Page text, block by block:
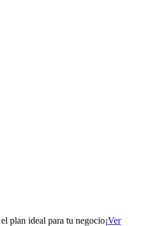
plan ideal para tu negocio¡Ver